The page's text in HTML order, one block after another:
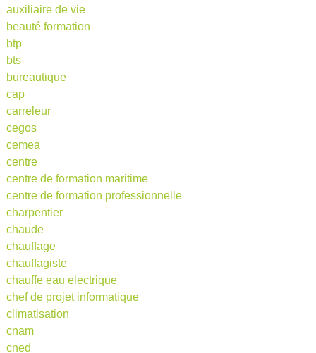
auxiliaire de vie
beauté formation
btp
bts
bureautique
cap
carreleur
cegos
cemea
centre
centre de formation maritime
centre de formation professionnelle
charpentier
chaude
chauffage
chauffagiste
chauffe eau electrique
chef de projet informatique
climatisation
cnam
cned